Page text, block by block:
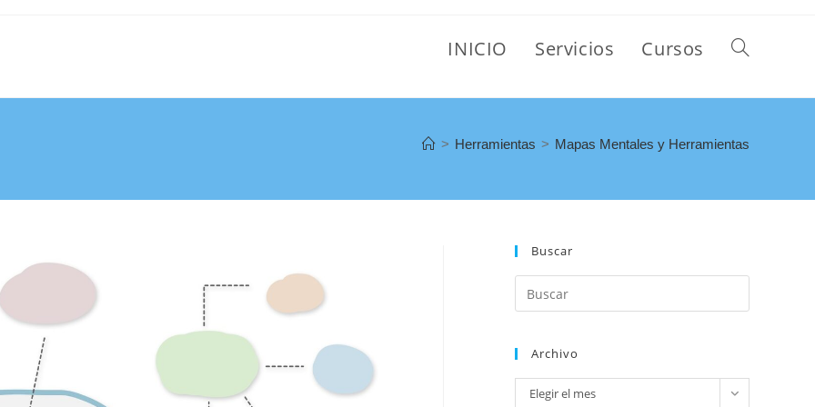
INICIO Servicios Cursos
> Herramientas > Mapas Mentales y Herramientas
Buscar
Archivo
Elegir el mes